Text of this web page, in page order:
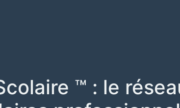
™ : le